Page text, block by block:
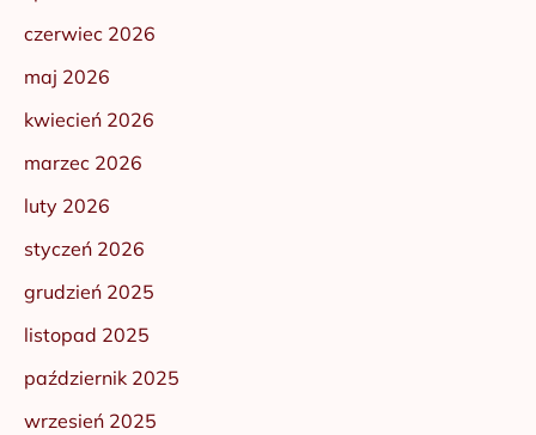
czerwiec 2026
maj 2026
kwiecień 2026
marzec 2026
luty 2026
styczeń 2026
grudzień 2025
listopad 2025
październik 2025
wrzesień 2025